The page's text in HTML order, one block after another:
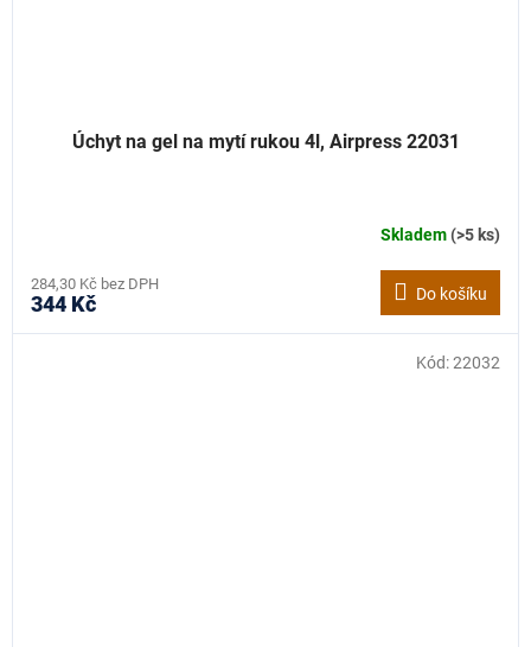
Úchyt na gel na mytí rukou 4l, Airpress 22031
Skladem(>5 ks)
284,30 Kč bez DPH
344 Kč Do košíku
Kód:22032